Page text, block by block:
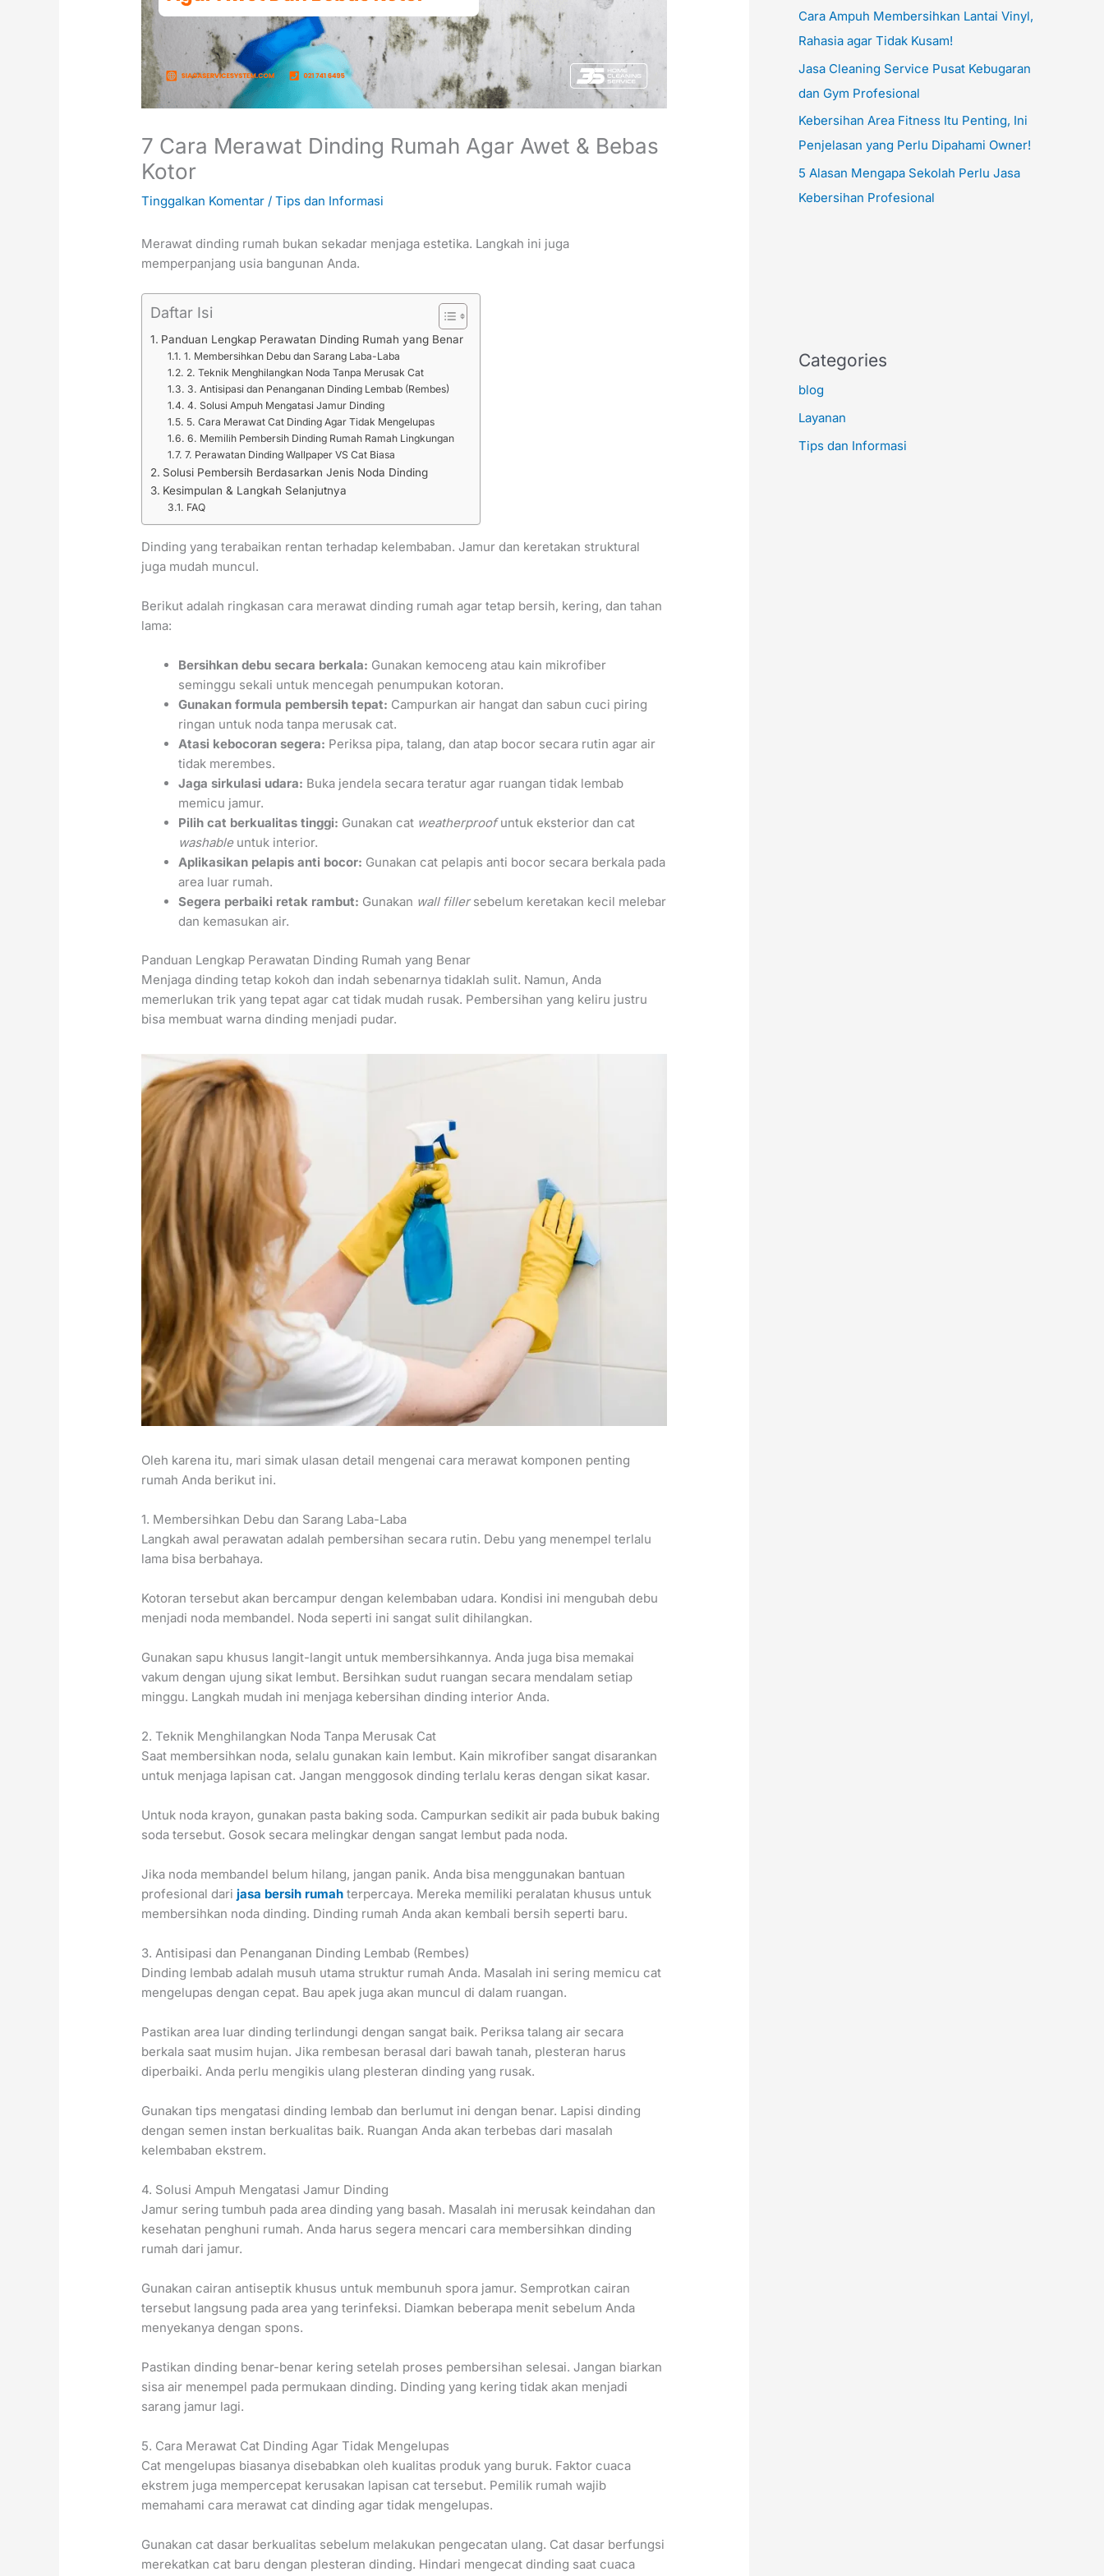
7 Cara Merawat Dinding Rumah Agar Awet & Bebas
Kotor
Tinggalkan Komentar /Tips dan Informasi
Merawat dinding rumah bukan sekadar menjaga estetika. Langkah ini juga
memperpanjang usia bangunan Anda.
Daftar Isi
Panduan Lengkap Perawatan Dinding Rumah yang Benar
1. Membersihkan Debu dan Sarang Laba-Laba
2. Teknik Menghilangkan Noda Tanpa Merusak Cat
3. Antisipasi dan Penanganan Dinding Lembab (Rembes)
4. Solusi Ampuh Mengatasi Jamur Dinding
5. Cara Merawat Cat Dinding Agar Tidak Mengelupas
6. Memilih Pembersih Dinding Rumah Ramah Lingkungan
7. Perawatan Dinding Wallpaper VS Cat Biasa
Solusi Pembersih Berdasarkan Jenis Noda Dinding
Kesimpulan & Langkah Selanjutnya
FAQ
Dinding yang terabaikan rentan terhadap kelembaban. Jamur dan keretakan struktural
juga mudah muncul.
Berikut adalah ringkasan cara merawat dinding rumah agar tetap bersih, kering, dan tahan
lama:
Bersihkan debu secara berkala: Gunakan kemoceng atau kain mikrofiber
seminggu sekali untuk mencegah penumpukan kotoran.
Gunakan formula pembersih tepat: Campurkan air hangat dan sabun cuci piring
ringan untuk noda tanpa merusak cat.
Atasi kebocoran segera: Periksa pipa, talang, dan atap bocor secara rutin agar air
tidak merembes.
Jaga sirkulasi udara: Buka jendela secara teratur agar ruangan tidak lembab
memicu jamur.
Pilih cat berkualitas tinggi: Gunakan cat weatherproofuntuk eksterior dan cat
washableuntuk interior.
Aplikasikan pelapis anti bocor: Gunakan cat pelapis anti bocor secara berkala pada
area luar rumah.
Segera perbaiki retak rambut: Gunakan wall fillersebelum keretakan kecil melebar
dan kemasukan air.
Panduan Lengkap Perawatan Dinding Rumah yang Benar
Menjaga dinding tetap kokoh dan indah sebenarnya tidaklah sulit. Namun, Anda
memerlukan trik yang tepat agar cat tidak mudah rusak. Pembersihan yang keliru justru
bisa membuat warna dinding menjadi pudar.
Oleh karena itu, mari simak ulasan detail mengenai cara merawat komponen penting
rumah Anda berikut ini.
1. Membersihkan Debu dan Sarang Laba-Laba
Langkah awal perawatan adalah pembersihan secara rutin. Debu yang menempel terlalu
lama bisa berbahaya.
Kotoran tersebut akan bercampur dengan kelembaban udara. Kondisi ini mengubah debu
menjadi noda membandel. Noda seperti ini sangat sulit dihilangkan.
Gunakan sapu khusus langit-langit untuk membersihkannya. Anda juga bisa memakai
vakum dengan ujung sikat lembut. Bersihkan sudut ruangan secara mendalam setiap
minggu. Langkah mudah ini menjaga kebersihan dinding interior Anda.
2. Teknik Menghilangkan Noda Tanpa Merusak Cat
Saat membersihkan noda, selalu gunakan kain lembut. Kain mikrofiber sangat disarankan
untuk menjaga lapisan cat. Jangan menggosok dinding terlalu keras dengan sikat kasar.
Untuk noda krayon, gunakan pasta baking soda. Campurkan sedikit air pada bubuk baking
soda tersebut. Gosok secara melingkar dengan sangat lembut pada noda.
Jika noda membandel belum hilang, jangan panik. Anda bisa menggunakan bantuan
profesional dari jasa bersih rumah terpercaya. Mereka memiliki peralatan khusus untuk
membersihkan noda dinding. Dinding rumah Anda akan kembali bersih seperti baru.
3. Antisipasi dan Penanganan Dinding Lembab (Rembes)
Dinding lembab adalah musuh utama struktur rumah Anda. Masalah ini sering memicu cat
mengelupas dengan cepat. Bau apek juga akan muncul di dalam ruangan.
Pastikan area luar dinding terlindungi dengan sangat baik. Periksa talang air secara
berkala saat musim hujan. Jika rembesan berasal dari bawah tanah, plesteran harus
diperbaiki. Anda perlu mengikis ulang plesteran dinding yang rusak.
Gunakan tips mengatasi dinding lembab dan berlumut ini dengan benar. Lapisi dinding
dengan semen instan berkualitas baik. Ruangan Anda akan terbebas dari masalah
kelembaban ekstrem.
4. Solusi Ampuh Mengatasi Jamur Dinding
Jamur sering tumbuh pada area dinding yang basah. Masalah ini merusak keindahan dan
kesehatan penghuni rumah. Anda harus segera mencari cara membersihkan dinding
rumah dari jamur.
Gunakan cairan antiseptik khusus untuk membunuh spora jamur. Semprotkan cairan
tersebut langsung pada area yang terinfeksi. Diamkan beberapa menit sebelum Anda
menyekanya dengan spons.
Pastikan dinding benar-benar kering setelah proses pembersihan selesai. Jangan biarkan
sisa air menempel pada permukaan dinding. Dinding yang kering tidak akan menjadi
sarang jamur lagi.
5. Cara Merawat Cat Dinding Agar Tidak Mengelupas
Cat mengelupas biasanya disebabkan oleh kualitas produk yang buruk. Faktor cuaca
ekstrem juga mempercepat kerusakan lapisan cat tersebut. Pemilik rumah wajib
memahami cara merawat cat dinding agar tidak mengelupas.
Gunakan cat dasar berkualitas sebelum melakukan pengecatan ulang. Cat dasar berfungsi
merekatkan cat baru dengan plesteran dinding. Hindari mengecat dinding saat cuaca
Cara Ampuh Membersihkan Lantai Vinyl,
Rahasia agar Tidak Kusam!
Jasa Cleaning Service Pusat Kebugaran
dan Gym Profesional
Kebersihan Area Fitness Itu Penting, Ini
Penjelasan yang Perlu Dipahami Owner!
5 Alasan Mengapa Sekolah Perlu Jasa
Kebersihan Profesional
Categories
blog
Layanan
Tips dan Informasi